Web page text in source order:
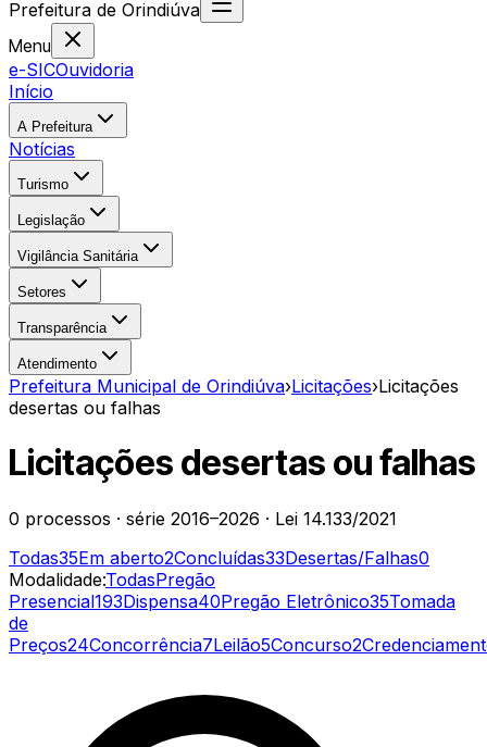
Prefeitura de Orindiúva
Menu
e-SICOuvidoria
Início
A Prefeitura
Notícias
Turismo
Legislação
Vigilância Sanitária
Setores
Transparência
Atendimento
Prefeitura Municipal de Orindiúva›Licitações›Licitações
desertas ou falhas
Licitações desertas ou falhas
0 processos · série 2016–2026 · Lei 14.133/2021
Todas35Em aberto2Concluídas33Desertas/Falhas0
Modalidade:TodasPregão
Presencial193Dispensa40Pregão Eletrônico35Tomada
de
Preços24Concorrência7Leilão5Concurso2